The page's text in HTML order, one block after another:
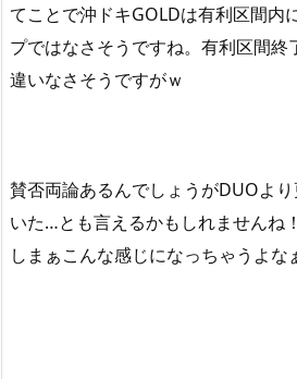
てことで沖ドキGOLDは有利区間内
プではなさそうですね。有利区間終
違いなさそうですがｗ
賛否両論あるんでしょうがDUOよ
いた…とも言えるかもしれませんね
しまぁこんな感じになっちゃうよな